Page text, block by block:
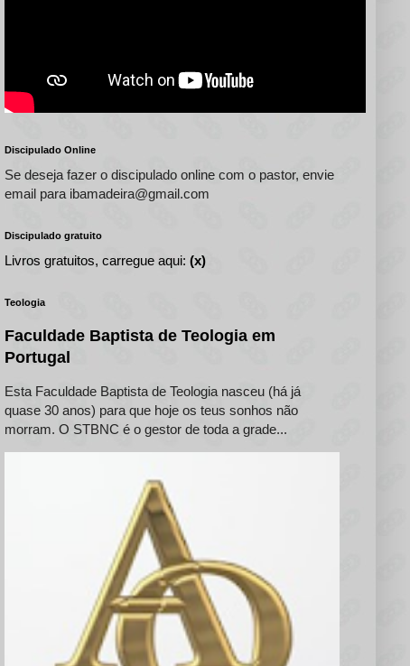
Discipulado Online
Se deseja fazer o discipulado online com o pastor, envie
email para ibamadeira@gmail.com
Discipulado gratuito
Livros gratuitos, carregue aqui: (x)
Teologia
Faculdade Baptista de Teologia em
Portugal
Esta Faculdade Baptista de Teologia nasceu (há já
quase 30 anos) para que hoje os teus sonhos não
morram. O STBNC é o gestor de toda a grade...